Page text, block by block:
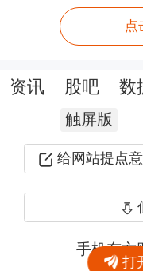
点
打
资讯 股吧 数
触屏版
给网站提点
手机东方